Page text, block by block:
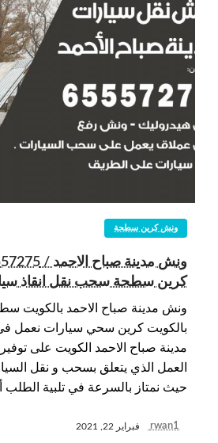
ونش كرين سطحة
كرين سطحة سحب نقل انقاذ
ونش مدينة صباح الاحمد بالكويت
بالكويت كرين سحي سيارات نعمل
مدينة صباح الاحمد الكويت على
العمل الذي يتعلق بسحب و نقل
حيث نمتاز بالسرعة في تلبية الطلب
rwan1 فبراير 22, 2021